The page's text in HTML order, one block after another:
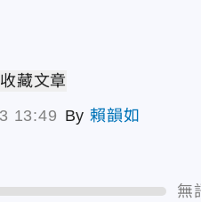
收藏文章
13:49 By賴韻如
無